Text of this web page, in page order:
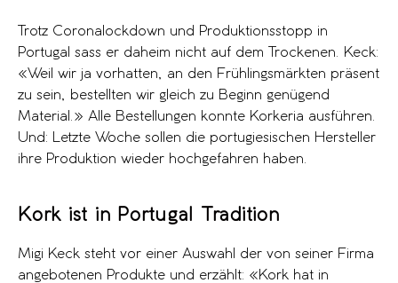
Trotz Coronalockdown und Produktionsstopp in
Portugal sass er daheim nicht auf dem Trockenen. Keck:
«Weil wir ja vorhatten, an den Frühlingsmärkten präsent
zu sein, bestellten wir gleich zu Beginn genügend
Material.» Alle Bestellungen konnte Korkeria ausführen.
Und: Letzte Woche sollen die portugiesischen Hersteller
ihre Produktion wieder hochgefahren haben.
Kork ist in Portugal Tradition
Migi Keck steht vor einer Auswahl der von seiner Firma
angebotenen Produkte und erzählt: «Kork hat in